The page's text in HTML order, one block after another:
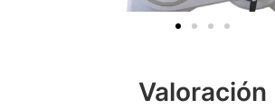
Valoración